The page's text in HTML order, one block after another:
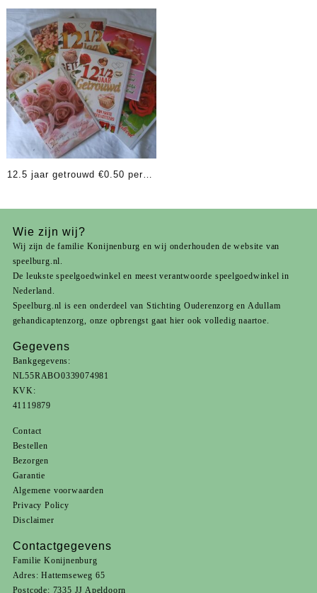
stuk
12.5 jaar getrouwd €0.50 per
Wie zijn wij?
Wij zijn de familie Konijnenburg en wij onderhouden de website van
speelburg.nl.
De leukste speelgoedwinkel en meest verantwoorde speelgoedwinkel in
Nederland.
Speelburg.nl is een onderdeel van Stichting Ouderenzorg en Adullam
gehandicaptenzorg, onze opbrengst gaat hier ook volledig naartoe.
Gegevens
Bankgegevens:
NL55RABO0339074981
KVK:
41119879
Contact
Bestellen
Bezorgen
Garantie
Algemene voorwaarden
Privacy Policy
Disclaimer
Contactgegevens
Familie Konijnenburg
Adres: Hattemseweg 65
Postcode: 7335 JJ Apeldoorn